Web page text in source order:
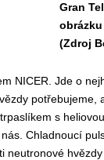
Gran
(Zdroj
NICER. Jde o
potřebujeme,
s
Chladnoucí